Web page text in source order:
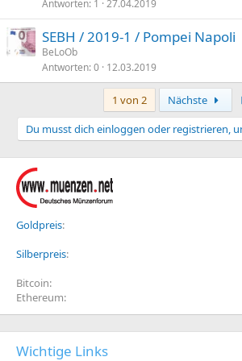
Antworten 1 27.04.2019
SEBH / 2019-1 / Pompei Napoli
BeLoOb
Antworten 0 12.03.2019
1 von 2 Nächste
Du musst dich einloggen oder registrieren,
Goldpreis
Silberpreis
Bitcoin
Ethereum
Wichtige Links